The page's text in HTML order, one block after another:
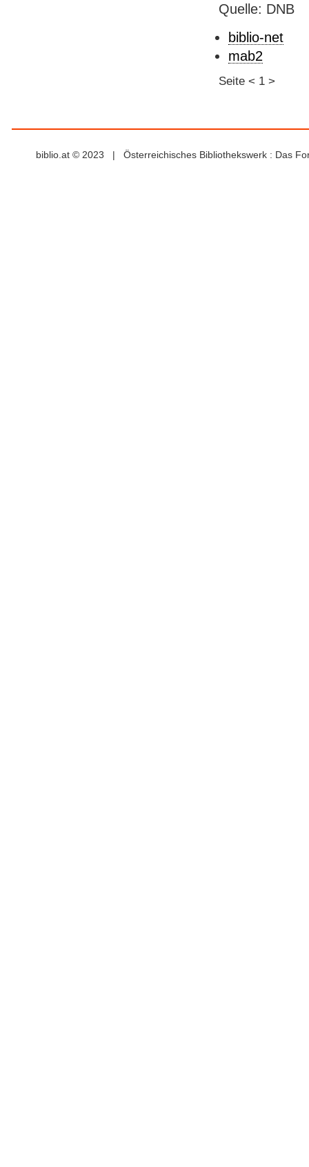
Quelle: DNB
biblio-net
mab2
Seite < 1 >
biblio.at © 2023 | Österreichisches Bibliothekswerk : Das